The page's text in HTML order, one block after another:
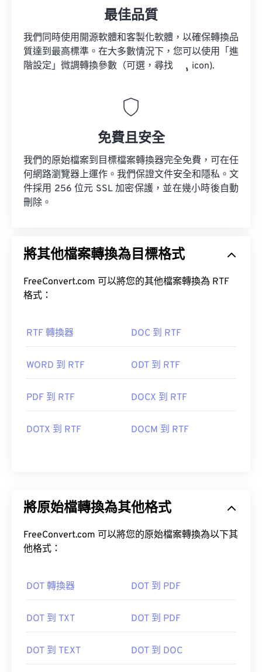
最佳品質
我們同時使用開源軟體和客製化軟體，以確保轉換品
質達到最高標準。在大多數情況下，您可以使用「進
階設定」微調轉換參數（可選，尋找
icon).
免費且安全
我們的原始檔案到目標檔案轉換器完全免費，可在任
何網路瀏覽器上運作。我們保證文件安全和隱私。文
件採用 256 位元 SSL 加密保護，並在幾小時後自動
刪除。
將其他檔案轉換為目標格式
FreeConvert.com 可以將您的其他檔案轉換為 RTF
格式：
RTF 轉換器 DOC 到 RTF
WORD 到 RTF ODT 到 RTF
PDF 到 RTF DOCX 到 RTF
DOTX 到 RTF DOCM 到 RTF
將原始檔轉換為其他格式
FreeConvert.com 可以將您的原始檔案轉換為以下其
他格式：
DOT 轉換器 DOT 到 PDF
DOT 到 TXT DOT 到 PDF
DOT 到 TEXT DOT 到 DOC